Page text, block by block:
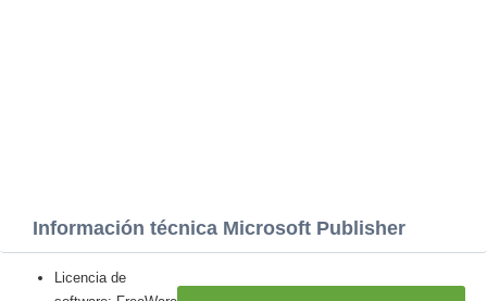
Información técnica Microsoft Publisher
Licencia de